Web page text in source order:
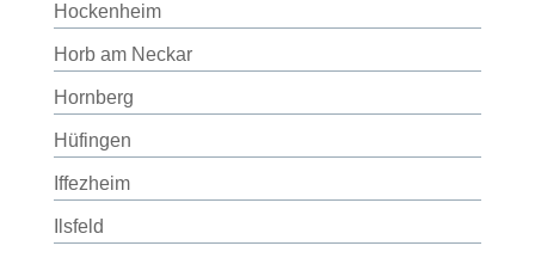
Hockenheim
Horb am Neckar
Hornberg
Hüfingen
Iffezheim
Ilsfeld